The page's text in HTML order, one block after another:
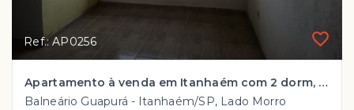
Ref.: AP0256
Apartamento à venda em Itanhaém com 2 dorm, 1 wc social e 1 vaga de garagem por R$ 135 mil!
Balneário Guapurá - Itanhaém/SP, Lado Morro